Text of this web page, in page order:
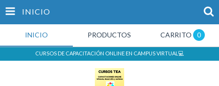
INICIO
INICIO PRODUCTOS CARRITO 0
CURSOS DE CAPACITACIÓN ONLINE EN CAMPUS VIRTUAL💻